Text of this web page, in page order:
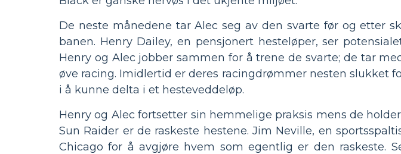
De neste månedene tar Alec seg av den svarte før og etter
banen. Henry Dailey, en pensjonert hesteløper, ser
Henry og Alec jobber sammen for å trene de svarte; de tar
øve racing. Imidlertid er deres racingdrømmer nesten slukket
i å kunne delta i et hesteveddeløp.
Henry og Alec fortsetter sin hemmelige praksis mens de
Sun Raider er de raskeste hestene. Jim Neville, en
Chicago for å avgjøre hvem som egentlig er den raskeste.